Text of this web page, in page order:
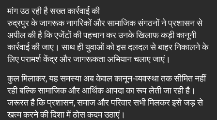
मांग उठ रही है सख्त कार्रवाई की
रुद्रपुर के जागरूक नागरिकों और सामाजिक संगठनों ने प्रशासन से
अपील की है कि एजेंटों की पहचान कर उनके खिलाफ कड़ी कानूनी
कार्रवाई की जाए। साथ ही युवाओं को इस दलदल से बाहर निकालने के
लिए परामर्श केंद्र और जागरूकता अभियान चलाए जाएं।
कुल मिलाकर, यह समस्या अब केवल कानून-व्यवस्था तक सीमित नहीं
रही बल्कि सामाजिक और आर्थिक आपदा का रूप लेती जा रही है।
जरूरत है कि प्रशासन, समाज और परिवार सभी मिलकर इसे जड़ से
खत्म करने की दिशा में ठोस कदम उठाएं।